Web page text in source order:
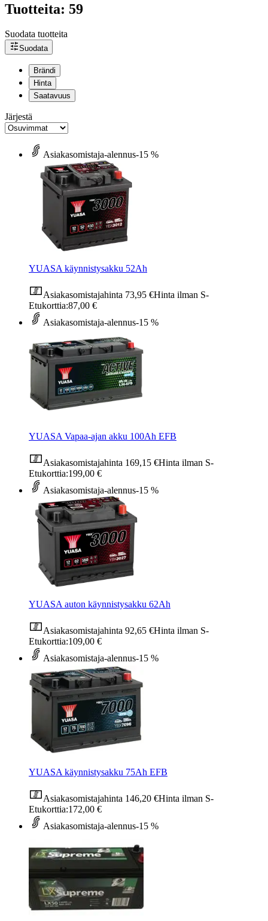
Tuotteita: 59
Suodata tuotteita
Suodata
Brändi
Hinta
Saatavuus
Järjestä
Asiakasomistaja-alennus-15 %
YUASA käynnistysakku 52Ah
Asiakasomistajahinta 73,95 €Hinta ilman S-
Etukorttia:87,00 €
Asiakasomistaja-alennus-15 %
YUASA Vapaa-ajan akku 100Ah EFB
Asiakasomistajahinta 169,15 €Hinta ilman S-
Etukorttia:199,00 €
Asiakasomistaja-alennus-15 %
YUASA auton käynnistysakku 62Ah
Asiakasomistajahinta 92,65 €Hinta ilman S-
Etukorttia:109,00 €
Asiakasomistaja-alennus-15 %
YUASA käynnistysakku 75Ah EFB
Asiakasomistajahinta 146,20 €Hinta ilman S-
Etukorttia:172,00 €
Asiakasomistaja-alennus-15 %